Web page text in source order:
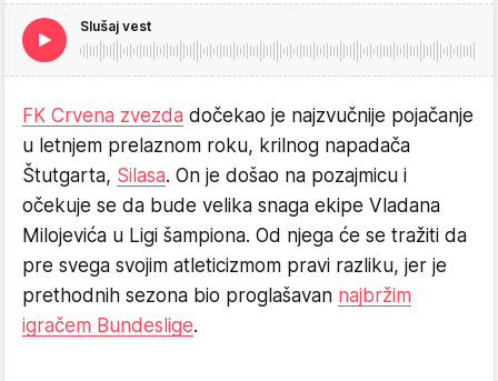
Slušaj vest
FK Crvena zvezda dočekao je najzvučnije pojačanje
u letnjem prelaznom roku, krilnog napadača
Štutgarta, Silasa. On je došao na pozajmicu i
očekuje se da bude velika snaga ekipe Vladana
Milojevića u Ligi šampiona. Od njega će se tražiti da
pre svega svojim atleticizmom pravi razliku, jer je
prethodnih sezona bio proglašavan najbržim
igračem Bundeslige.